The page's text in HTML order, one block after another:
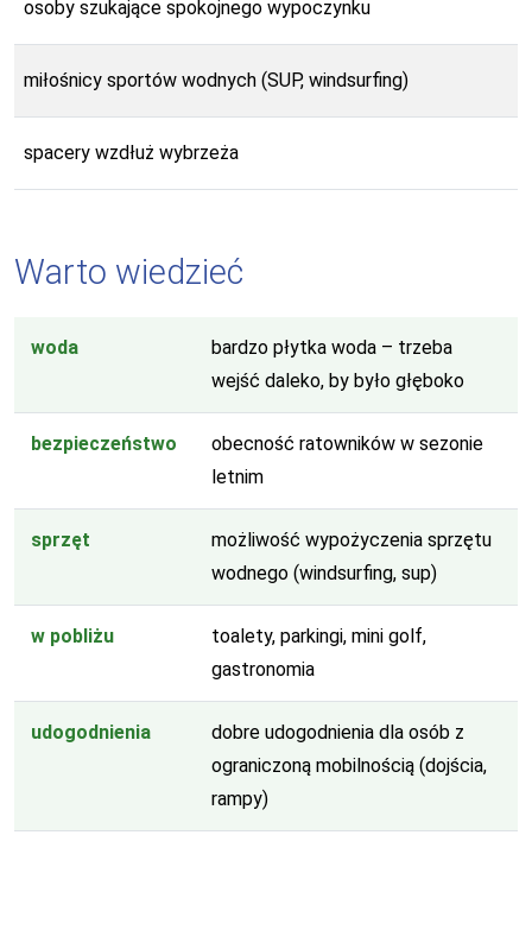
osoby szukające spokojnego wypoczynku
miłośnicy sportów wodnych (SUP, windsurfing)
spacery wzdłuż wybrzeża
Warto wiedzieć
woda
bardzo płytka woda – trzeba
wejść daleko, by było głęboko
bezpieczeństwo
obecność ratowników w sezonie
letnim
sprzęt
możliwość wypożyczenia sprzętu
wodnego (windsurfing, sup)
w pobliżu
toalety, parkingi, mini golf,
gastronomia
udogodnienia
dobre udogodnienia dla osób z
ograniczoną mobilnością (dojścia,
rampy)